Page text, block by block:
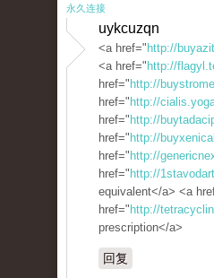
永久连接
uykcuzqn
<a href=" http://
<a href=" http://
href=" http://
href=" http://
href=" http://
href=" http://
href=" http://
href=" http://
equivalent</a> <a
href=" http://
prescription</a>
回复